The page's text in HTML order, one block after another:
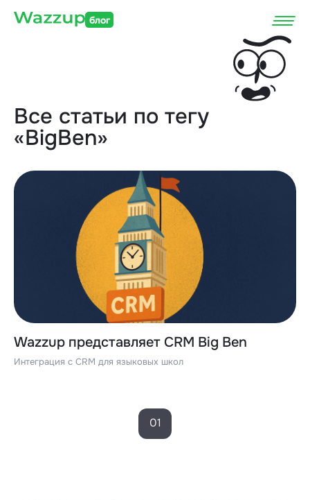
блог
Все статьи по тегу
«BigBen»
Wazzup представляет CRM Big Ben
Интеграция с CRM для языковых школ
01